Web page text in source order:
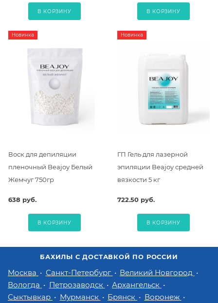
В КОРЗИНУ В КОРЗИНУ
Новинка
Воск для депиляции
пленочный Beajoy Белый
Жемчуг 750гр
638 руб.
В КОРЗИНУ
Новинка
ГП Гель для лазерной
эпиляции Beajoy средней
вязкости 5 кг
722.50 руб.
В КОРЗИНУ
БАХИЛЫ С ДОСТАВКОЙ ПО РОССИИ
Москва Санкт-Петербург
Великий Новгород
Вологда
Петрозаводск
Архангельск
Сыктывкар
Мурманск Брянск
Воронеж